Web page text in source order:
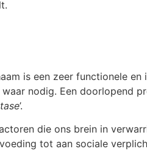
is een zeer functionele
nodig. Een doorlopend
’.
die ons brein in
tot aan sociale